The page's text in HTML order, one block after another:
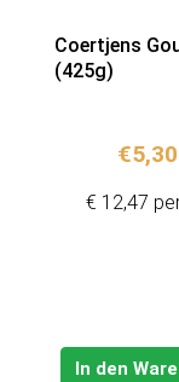
Coertjens
(425g)
€5,30
In den
€ 12,47